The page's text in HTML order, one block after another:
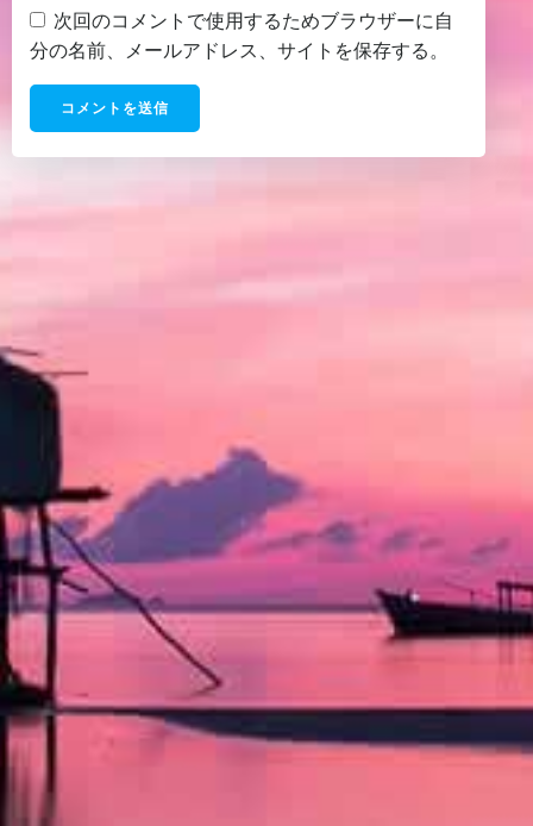
次回のコメントで使用するためブラウザーに自
分の名前、メールアドレス、サイトを保存する。